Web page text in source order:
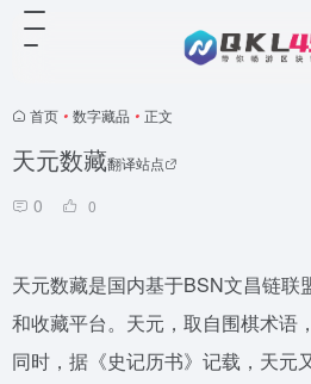
首页 • 数字藏品 • 正文
天元数藏翻译站点
0 0
天元数藏是国内基于BSN文昌链联
和收藏平台。天元，取自围棋术语
同时，据《史记历书》记载，天元